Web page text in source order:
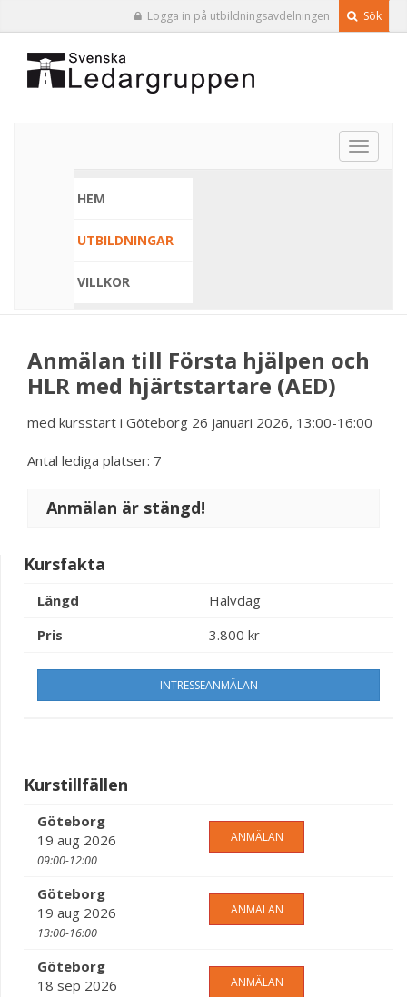
Logga in på utbildningsavdelningen Sök
Toggle
HEM
UTBILDNINGAR
VILLKOR
Anmälan till Första hjälpen och
HLR med hjärtstartare (AED)
med kursstart i Göteborg 26 januari 2026, 13:00-16:00
Antal lediga platser: 7
Anmälan är stängd!
Kursfakta
Längd
Halvdag
Pris
3.800 kr
INTRESSEANMÄLAN
Kurstillfällen
Göteborg
19 aug 2026
09:00-12:00
ANMÄLAN
Göteborg
19 aug 2026
13:00-16:00
ANMÄLAN
Göteborg
18 sep 2026
ANMÄLAN